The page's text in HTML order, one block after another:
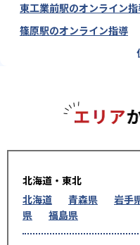
東工業前駅のオンライン
篠原駅のオンライン指導
北海道・東北
北海道
青森県 岩手
県
福島県